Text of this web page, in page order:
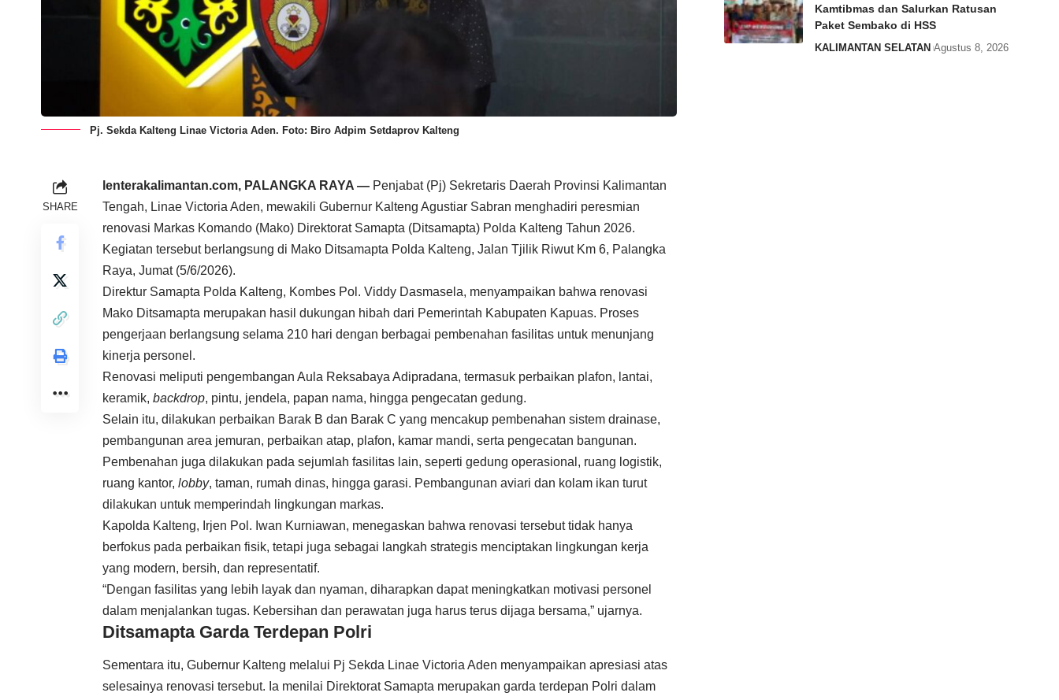
Pj. Sekda Kalteng Linae Victoria Aden. Foto: Biro Adpim Setdaprov Kalteng
SHARE
lenterakalimantan.com, PALANGKA RAYA — Penjabat (Pj) Sekretaris Daerah Provinsi Kalimantan
Tengah, Linae Victoria Aden, mewakili Gubernur Kalteng Agustiar Sabran menghadiri peresmian
renovasi Markas Komando (Mako) Direktorat Samapta (Ditsamapta) Polda Kalteng Tahun 2026.
Kegiatan tersebut berlangsung di Mako Ditsamapta Polda Kalteng, Jalan Tjilik Riwut Km 6, Palangka
Raya, Jumat (5/6/2026).
Direktur Samapta Polda Kalteng, Kombes Pol. Viddy Dasmasela, menyampaikan bahwa renovasi
Mako Ditsamapta merupakan hasil dukungan hibah dari Pemerintah Kabupaten Kapuas. Proses
pengerjaan berlangsung selama 210 hari dengan berbagai pembenahan fasilitas untuk menunjang
kinerja personel.
Renovasi meliputi pengembangan Aula Reksabaya Adipradana, termasuk perbaikan plafon, lantai,
keramik, backdrop, pintu, jendela, papan nama, hingga pengecatan gedung.
Selain itu, dilakukan perbaikan Barak B dan Barak C yang mencakup pembenahan sistem drainase,
pembangunan area jemuran, perbaikan atap, plafon, kamar mandi, serta pengecatan bangunan.
Pembenahan juga dilakukan pada sejumlah fasilitas lain, seperti gedung operasional, ruang logistik,
ruang kantor, lobby, taman, rumah dinas, hingga garasi. Pembangunan aviari dan kolam ikan turut
dilakukan untuk memperindah lingkungan markas.
Kapolda Kalteng, Irjen Pol. Iwan Kurniawan, menegaskan bahwa renovasi tersebut tidak hanya
berfokus pada perbaikan fisik, tetapi juga sebagai langkah strategis menciptakan lingkungan kerja
yang modern, bersih, dan representatif.
“Dengan fasilitas yang lebih layak dan nyaman, diharapkan dapat meningkatkan motivasi personel
dalam menjalankan tugas. Kebersihan dan perawatan juga harus terus dijaga bersama,” ujarnya.
Ditsamapta Garda Terdepan Polri
Sementara itu, Gubernur Kalteng melalui Pj Sekda Linae Victoria Aden menyampaikan apresiasi atas
selesainya renovasi tersebut. Ia menilai Direktorat Samapta merupakan garda terdepan Polri dalam
Kamtibmas dan Salurkan Ratusan
Paket Sembako di HSS
KALIMANTAN SELATAN Agustus 8, 2026